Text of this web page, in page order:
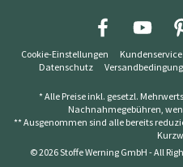
Cookie-Einstellungen
Datenschutz
* Alle Preise inkl. gesetzl.
Nachnahmegebühren,
** Ausgenommen sind alle bereits
© 2026 Stoffe Werning GmbH - All